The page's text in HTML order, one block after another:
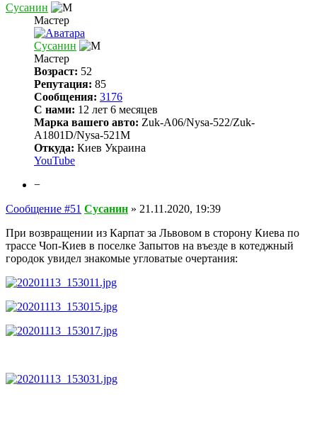
Сусанин
Мастер
Сусанин
Мастер
Возраст: 52
Репутация: 85
Сообщения: 3176
С нами: 12 лет 6 месяцев
Марка вашего авто: Zuk-A06/Nysa-522/Zuk-
A1801D/Nysa-521M
Откуда: Киев Украина
YouTube
−
Сообщение #51 Сусанин » 21.11.2020, 19:39
При возвращении из Карпат за Львовом в сторону Киева по
трассе Чоп-Киев в поселке Запытов на въезде в котеджный
городок увидел знакомые угловатые очертания: